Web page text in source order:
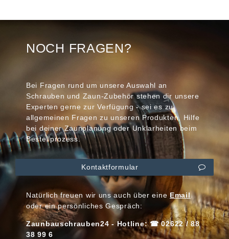
NOCH FRAGEN?
Bei Fragen rund um unsere Auswahl an
Schrauben und Zaun-Zubehör stehen dir unsere
Experten gerne zur Verfügung - sei es zu
allgemeinen Fragen zu unseren Produkten, Hilfe
bei deiner Zaunplanung oder Unklarheiten beim
Bestellprozess.
Kontaktformular
Natürlich freuen wir uns auch über eineEmail
oder ein persönliches Gespräch:
Zaunbauschrauben24 - Hotline: ☎ 02622 / 88
38 99 6